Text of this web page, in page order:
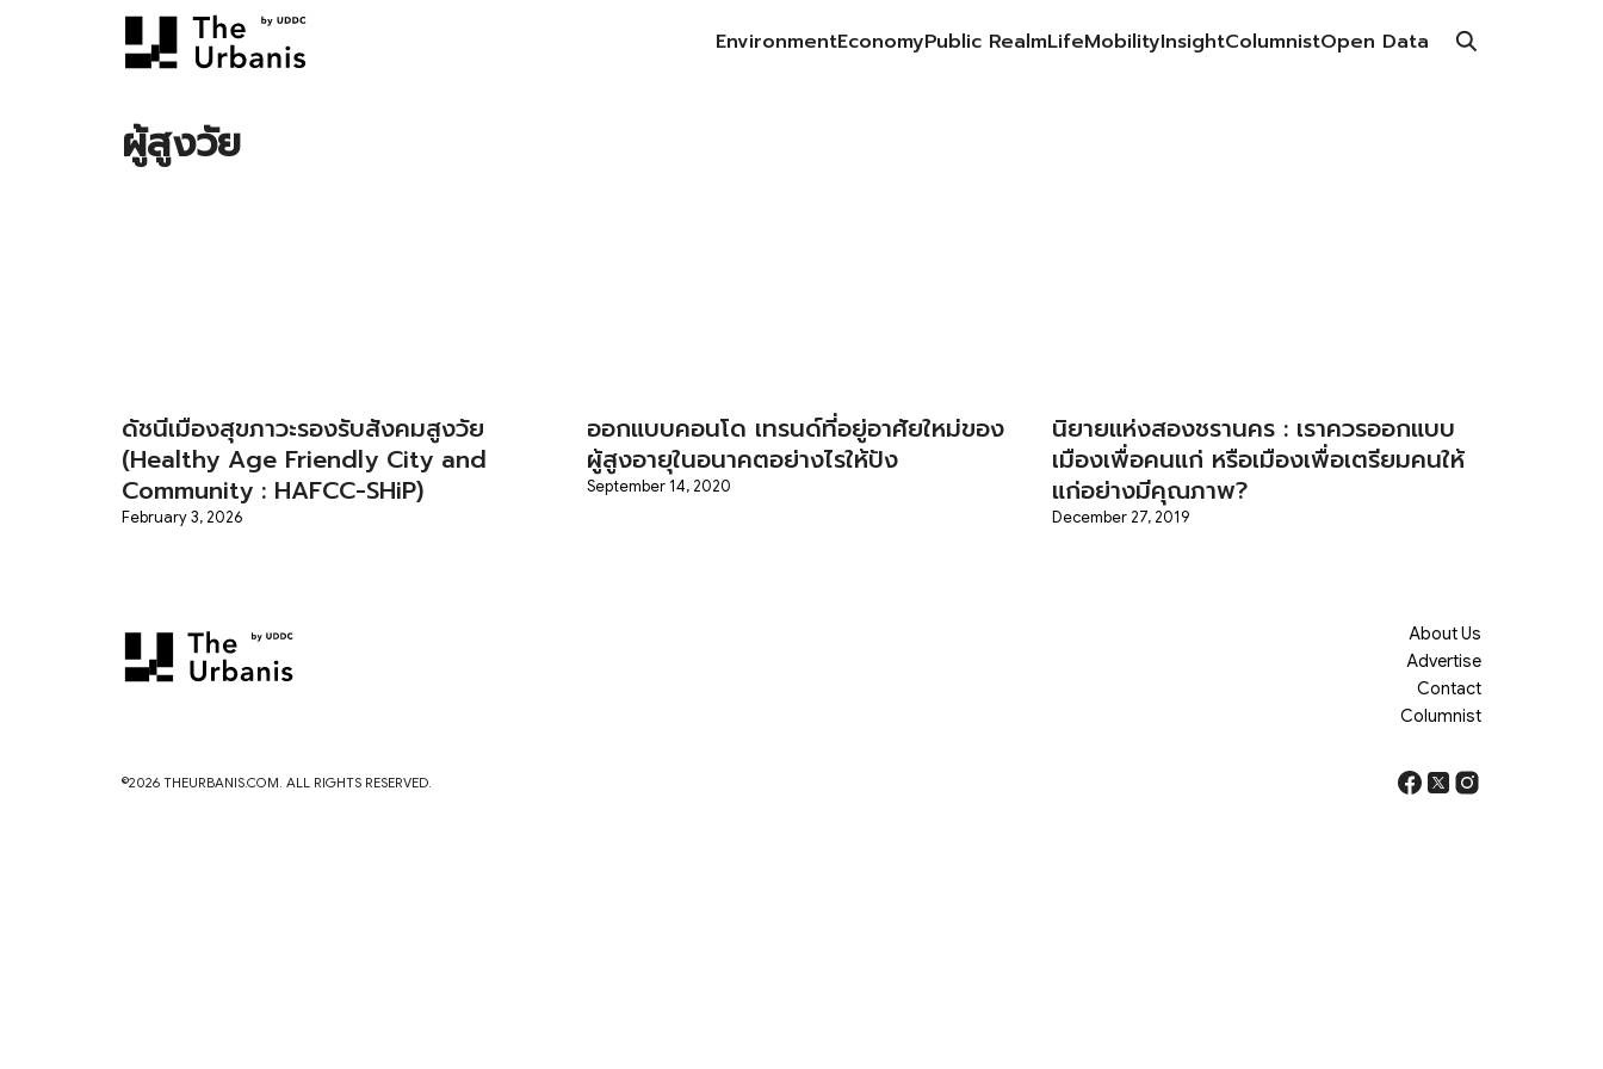
EnvironmentEconomyPublic RealmLifeMobilityInsightColumnistOpen Data
ผู้สูงวัย
ดัชนีเมืองสุขภาวะรองรับสังคมสูงวัย
(Healthy Age Friendly City and
Community : HAFCC-SHiP)
February 3, 2026
ออกแบบคอนโด เทรนด์ที่อยู่อาศัยใหม่ของ
ผู้สูงอายุในอนาคตอย่างไรให้ปัง
September 14, 2020
นิยายแห่งสองชรานคร : เราควรออกแบบ
เมืองเพื่อคนแก่ หรือเมืองเพื่อเตรียมคนให้
แก่อย่างมีคุณภาพ?
December 27, 2019
About Us
Advertise
Contact
Columnist
©2026 THEURBANIS.COM. ALL RIGHTS RESERVED.